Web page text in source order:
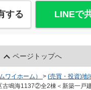
する LINEで
ページトップへ
ワイホーム） > (売買・投資)地
古鳴海1137②全2棟＜新築一戸